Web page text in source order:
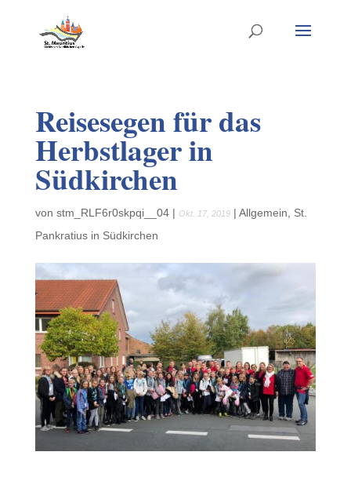
Reisesegen für das
Herbstlager in
Südkirchen
von stm_RLF6r0skpqi__04| Okt. 17, 2019| Allgemein
St.
Pankratius in Südkirchen